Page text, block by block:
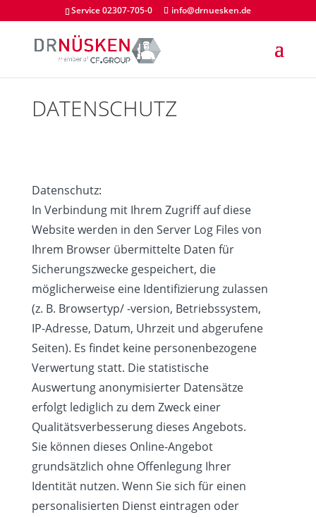
Service 02307-705-0 info@drnuesken.de
DATENSCHUTZ
Datenschutz:
In Verbindung mit Ihrem Zugriff auf diese
Website werden in den Server Log Files von
Ihrem Browser übermittelte Daten für
Sicherungszwecke gespeichert, die
möglicherweise eine Identifizierung zulassen
(z. B. Browsertyp/ -version, Betriebssystem,
IP-Adresse, Datum, Uhrzeit und abgerufene
Seiten). Es findet keine personenbezogene
Verwertung statt. Die statistische
Auswertung anonymisierter Datensätze
erfolgt lediglich zu dem Zweck einer
Qualitätsverbesserung dieses Angebots.
Sie können dieses Online-Angebot
grundsätzlich ohne Offenlegung Ihrer
Identität nutzen. Wenn Sie sich für einen
personalisierten Dienst eintragen oder